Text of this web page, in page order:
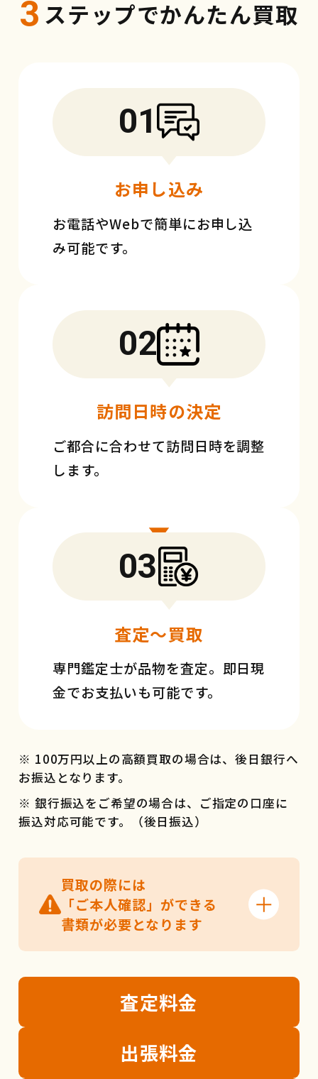
3 ステップでかんたん買取
01
お申し込み
お電話やWebで簡単にお申し込
み可能です。
02
訪問日時の決定
ご都合に合わせて訪問日時を調整
します。
03
査定〜買取
専門鑑定士が品物を査定。即日現
金でお支払いも可能です。
※ 100万円以上の高額買取の場合は、後日銀行へ
お振込となります。
※ 銀行振込をご希望の場合は、ご指定の口座に
振込対応可能です。（後日振込）
買取の際には
「ご本人確認」ができる
書類が必要となります
査定料金
出張料金